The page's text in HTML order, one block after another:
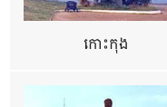
កោះកុង